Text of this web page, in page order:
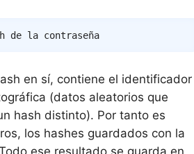
de la contraseña
en sí, contiene el identificador
(datos aleatorios que
hash distinto). Por tanto es
los hashes guardados con la